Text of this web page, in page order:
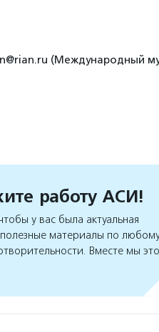
(Международный
работу АСИ!
у вас была актуальная
материалы по
Вместе мы